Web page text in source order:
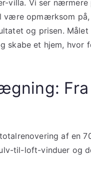
villa. Vi ser
være opmærksom
og prisen.
skabe et hjem,
af en
til-loft-vinduer og